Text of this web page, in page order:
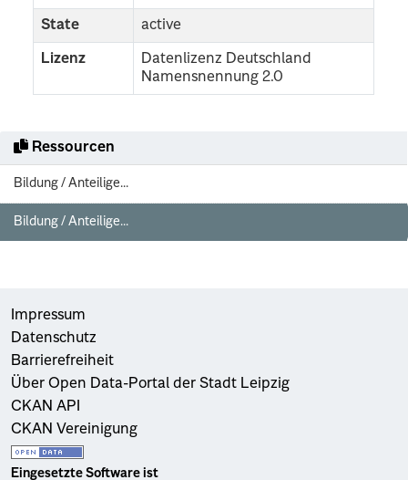
Ressourcen
Bildung / Anteilige...
Bildung / Anteilige...
State active
Lizenz
Datenlizenz Deutschland
Namensnennung 2.0
Impressum
Datenschutz
Barrierefreiheit
Über Open Data-Portal der Stadt Leipzig
CKAN API
CKAN Vereinigung
Eingesetzte Software ist